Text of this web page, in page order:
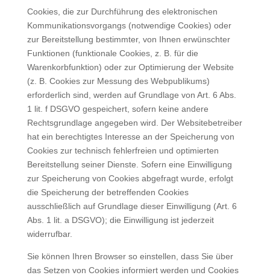
Cookies, die zur Durchführung des elektronischen
Kommunikationsvorgangs (notwendige Cookies) oder
zur Bereitstellung bestimmter, von Ihnen erwünschter
Funktionen (funktionale Cookies, z. B. für die
Warenkorbfunktion) oder zur Optimierung der Website
(z. B. Cookies zur Messung des Webpublikums)
erforderlich sind, werden auf Grundlage von Art. 6 Abs.
1 lit. f DSGVO gespeichert, sofern keine andere
Rechtsgrundlage angegeben wird. Der Websitebetreiber
hat ein berechtigtes Interesse an der Speicherung von
Cookies zur technisch fehlerfreien und optimierten
Bereitstellung seiner Dienste. Sofern eine Einwilligung
zur Speicherung von Cookies abgefragt wurde, erfolgt
die Speicherung der betreffenden Cookies
ausschließlich auf Grundlage dieser Einwilligung (Art. 6
Abs. 1 lit. a DSGVO); die Einwilligung ist jederzeit
widerrufbar.
Sie können Ihren Browser so einstellen, dass Sie über
das Setzen von Cookies informiert werden und Cookies